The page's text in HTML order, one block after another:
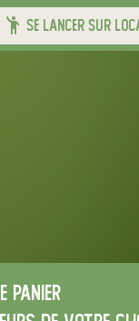
se lancer sur
panier